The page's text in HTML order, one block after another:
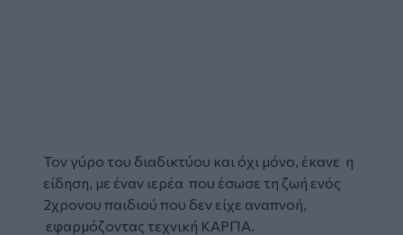
Τον γύρο του διαδικτύου και όχι μόνο, έκανε η
είδηση, με έναν ιερέα που έσωσε τη ζωή ενός
2χρονου παιδιού που δεν είχε αναπνοή,
εφαρμόζοντας τεχνική ΚΑΡΠΑ.